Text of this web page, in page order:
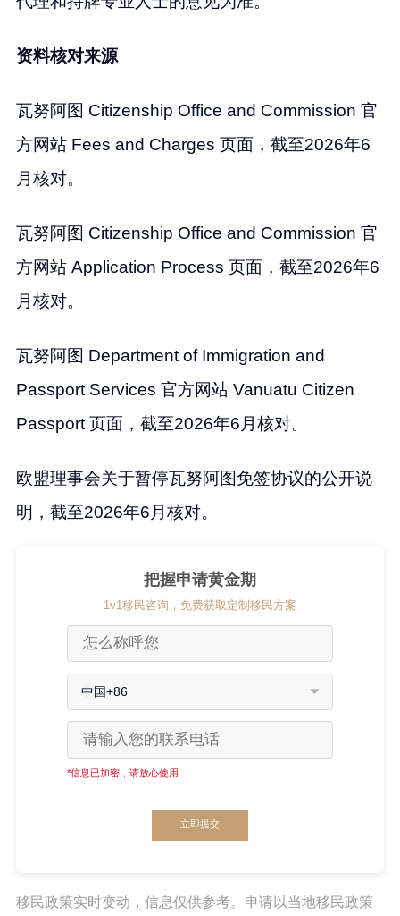
资料核对来源
瓦努阿图 Citizenship Office and Commission 官
方网站 Fees and Charges 页面，截至2026年6
月核对。
瓦努阿图 Citizenship Office and Commission 官
方网站 Application Process 页面，截至2026年6
月核对。
瓦努阿图 Department of Immigration and
Passport Services 官方网站 Vanuatu Citizen
Passport 页面，截至2026年6月核对。
欧盟理事会关于暂停瓦努阿图免签协议的公开说
明，截至2026年6月核对。
把握申请黄金期
1v1移民咨询，免费获取定制移民方案
中国+86
*信息已加密，请放心使用
立即提交
移民政策实时变动，信息仅供参考。申请以当地移民政策